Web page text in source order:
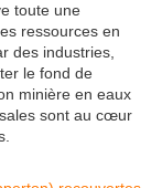
toute une
ressources en
des industries,
le fond de
minière en eaux
sont au cœur